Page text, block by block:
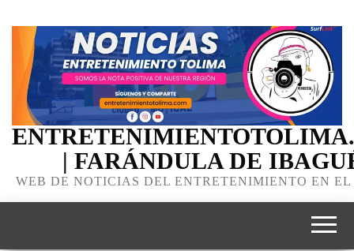
| FARÁNDULA DE
WEB DE NOTICIAS DEL ENTRETENIMIENTO EN